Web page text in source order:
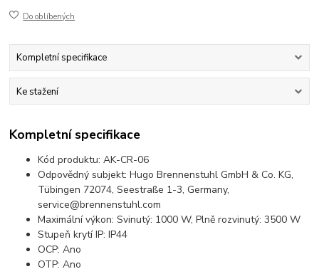
Do oblíbených
Kompletní specifikace
Ke stažení
Kompletní specifikace
Kód produktu: AK-CR-06
Odpovědný subjekt: Hugo Brennenstuhl GmbH & Co. KG,
Tübingen 72074, Seestraße 1-3, Germany,
service@brennenstuhl.com
Maximální výkon: Svinutý: 1000 W, Plně rozvinutý: 3500 W
Stupeň krytí IP: IP44
OCP: Ano
OTP: Ano